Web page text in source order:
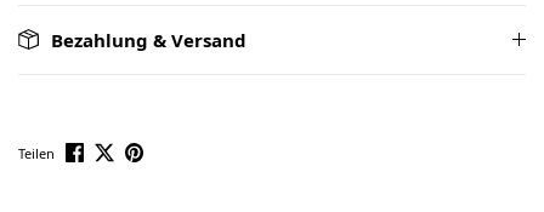
Bezahlung & Versand
Teilen